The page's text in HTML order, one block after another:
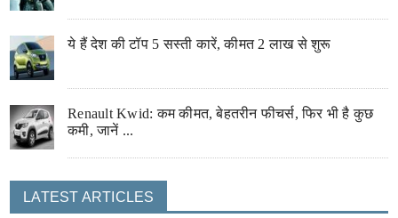
ये हैं देश की टॉप 5 सस्ती कारें, कीमत 2 लाख से शुरू
Renault Kwid: कम कीमत, बेहतरीन फीचर्स, फिर भी है कुछ
कमी, जानें ...
LATEST ARTICLES